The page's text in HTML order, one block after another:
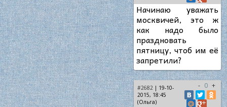
Начинаю уважать
москвичей, это ж
как надо было
праздновать
пятницу, чтоб им её
запретили?
#2682 | 19-10-
2015, 18:45
(Ольга)
- 0 +